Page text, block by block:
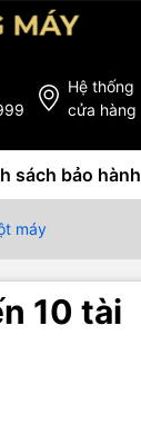
Hệ thống
cửa hàng
sách bảo hành
máy
10 tài